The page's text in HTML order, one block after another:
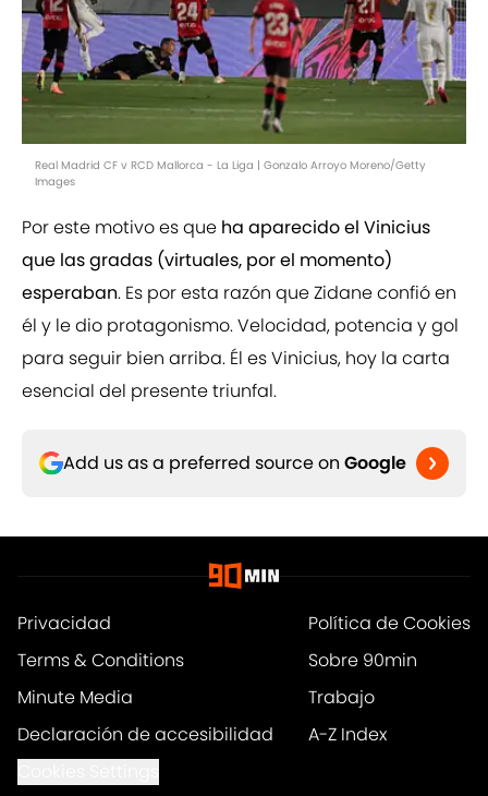
Real Madrid CF v RCD Mallorca - La Liga | Gonzalo Arroyo Moreno/Getty
Images
Por este motivo es que ha aparecido el Vinicius
que las gradas (virtuales, por el momento)
esperaban. Es por esta razón que Zidane confió en
él y le dio protagonismo. Velocidad, potencia y gol
para seguir bien arriba. Él es Vinicius, hoy la carta
esencial del presente triunfal.
Add us as a preferred source on Google
Privacidad
Política de Cookies
Terms & Conditions
Sobre 90min
Minute Media
Trabajo
Declaración de accesibilidad
A-Z Index